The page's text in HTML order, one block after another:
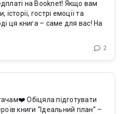
на Booknet! Якщо вам
гострі емоції та
ця книга – саме для вас! На
2
книги “Ідеальний план” –